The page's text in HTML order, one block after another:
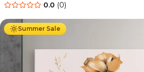
0.0 (0)
Summer Sale
Ab 39.90 € 34.90